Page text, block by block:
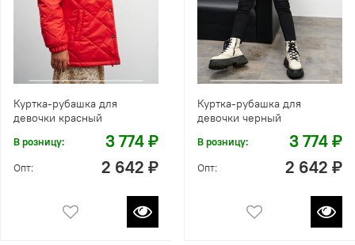
Куртка-рубашка для
девочки красный
В розницу: 3 774 ₽
Опт: 2 642 ₽
Куртка-рубашка для
девочки черный
В розницу: 3 774 ₽
Опт: 2 642 ₽